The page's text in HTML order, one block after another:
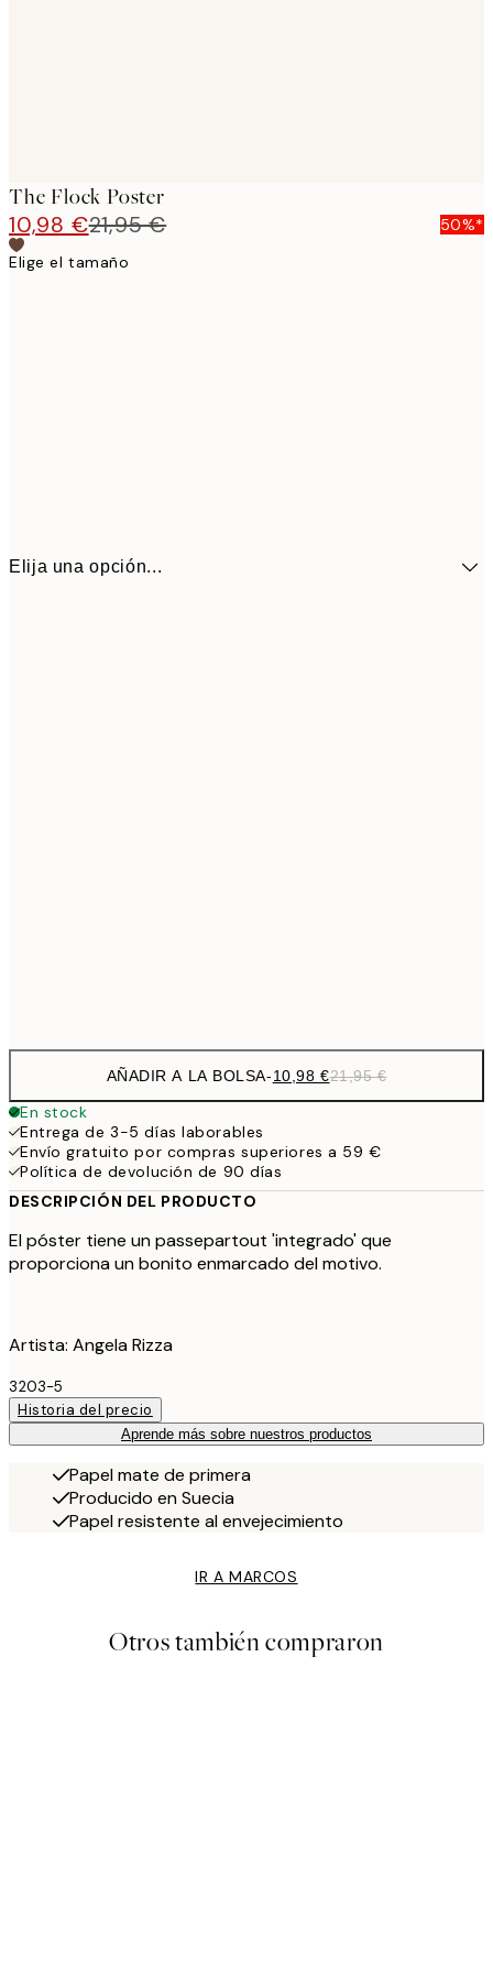
The Flock Poster
10,98 €21,95 €
50%*
Elige el tamaño
Elija una opción...
AÑADIR A LA BOLSA-10,98 €21,95 €
En stock
Entrega de 3-5 días laborables
Envío gratuito por compras superiores a 59 €
Política de devolución de 90 días
DESCRIPCIÓN DEL PRODUCTO
El póster tiene un passepartout 'integrado' que
proporciona un bonito enmarcado del motivo.
Artista: Angela Rizza
3203-5
Historia del precio
Aprende más sobre nuestros productos
Papel mate de primera
Producido en Suecia
Papel resistente al envejecimiento
IR A MARCOS
Otros también compraron